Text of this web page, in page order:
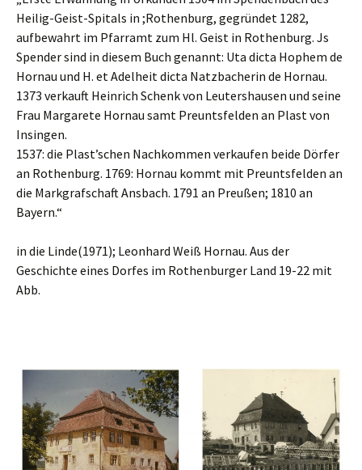
Heilig-Geist-Spitals in ;Rothenburg, gegründet 1282,
aufbewahrt im Pfarramt zum Hl. Geist in Rothenburg. Js
Spender sind in diesem Buch genannt: Uta dicta Hophem de
Hornau und H. et Adelheit dicta Natzbacherin de Hornau.
1373 verkauft Heinrich Schenk von Leutershausen und seine
Frau Margarete Hornau samt Preuntsfelden an Plast von
Insingen.
1537: die Plast’schen Nachkommen verkaufen beide Dörfer
an Rothenburg. 1769: Hornau kommt mit Preuntsfelden an
die Markgrafschaft Ansbach. 1791 an Preußen; 1810 an
Bayern.“
in die Linde(1971); Leonhard Weiß Hornau. Aus der
Geschichte eines Dorfes im Rothenburger Land 19-22 mit
Abb.